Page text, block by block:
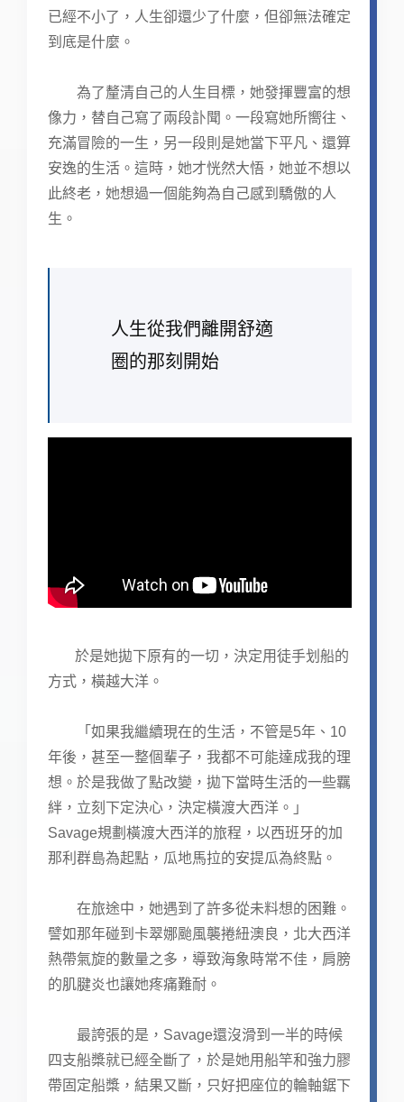
已經不小了，人生卻還少了什麼，但卻無法確定
到底是什麼。
為了釐清自己的人生目標，她發揮豐富的想
像力，替自己寫了兩段訃聞。一段寫她所嚮往、
充滿冒險的一生，另一段則是她當下平凡、還算
安逸的生活。這時，她才恍然大悟，她並不想以
此終老，她想過一個能夠為自己感到驕傲的人
生。
人生從我們離開舒適
圈的那刻開始
於是她拋下原有的一切，決定用徒手划船的
方式，橫越大洋。
「如果我繼續現在的生活，不管是5年、10
年後，甚至一整個輩子，我都不可能達成我的理
想。於是我做了點改變，拋下當時生活的一些羈
絆，立刻下定決心，決定橫渡大西洋。」
Savage規劃橫渡大西洋的旅程，以西班牙的加
那利群島為起點，瓜地馬拉的安提瓜為終點。
在旅途中，她遇到了許多從未料想的困難。
譬如那年碰到卡翠娜颱風襲捲紐澳良，北大西洋
熱帶氣旋的數量之多，導致海象時常不佳，肩膀
的肌腱炎也讓她疼痛難耐。
最誇張的是，Savage還沒滑到一半的時候
四支船槳就已經全斷了，於是她用船竿和強力膠
帶固定船槳，結果又斷，只好把座位的輪軸鋸下